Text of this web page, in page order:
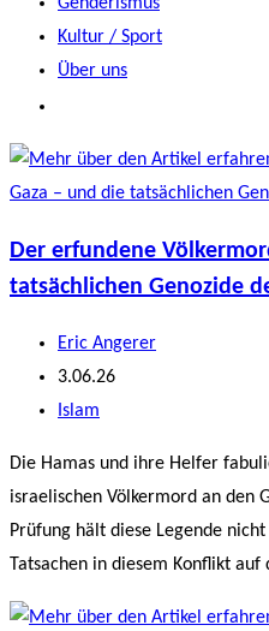
Genderismus
Kultur / Sport
Über uns
Der erfundene
tatsächlichen Genozide
Beitrags-
Autor:
Eric Angerer
Beitrag
veröffentlicht:
3.06.26
Beitrags-
Islam
Die Hamas und ihre Helfer
israelischen Völkermord an den
Prüfung hält diese Legende
Tatsachen in diesem Konflikt auf